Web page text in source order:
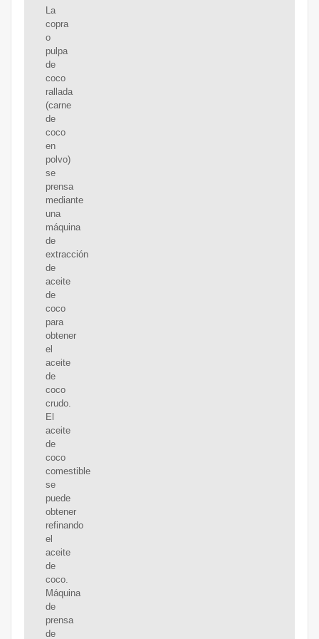
La
copra
o
pulpa
de
coco
rallada
(carne
de
coco
en
polvo)
se
prensa
mediante
una
máquina
de
extracción
de
aceite
de
coco
para
obtener
el
aceite
de
coco
crudo.
El
aceite
de
coco
comestible
se
puede
obtener
refinando
el
aceite
de
coco.
Máquina
de
prensa
de